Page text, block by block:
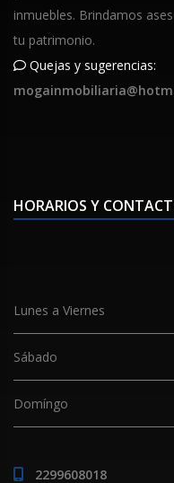
inmuebles. Brindamos
tu patrimonio.
Quejas y sugerencias:
HORARIOS Y
Lunes a Viernes
Sábado
Domíngo
2299608018